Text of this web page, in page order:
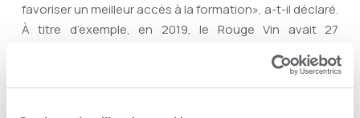
favoriser un meilleur accès à la formation», a-t-il déclaré.
À titre d’exemple, en 2019, le Rouge Vin avait 27
«Notre chiffre d’affaires est à la hausse avec la baisse
des restrictions sanitaires, mais nous n’avons pas la